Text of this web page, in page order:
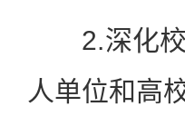
2.深化校
人单位和高